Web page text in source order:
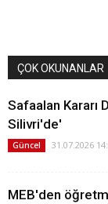
ÇOK OKUNANLAR
Safaalan Kararı
Silivri'de'
Güncel 31.07.2026
MEB'den